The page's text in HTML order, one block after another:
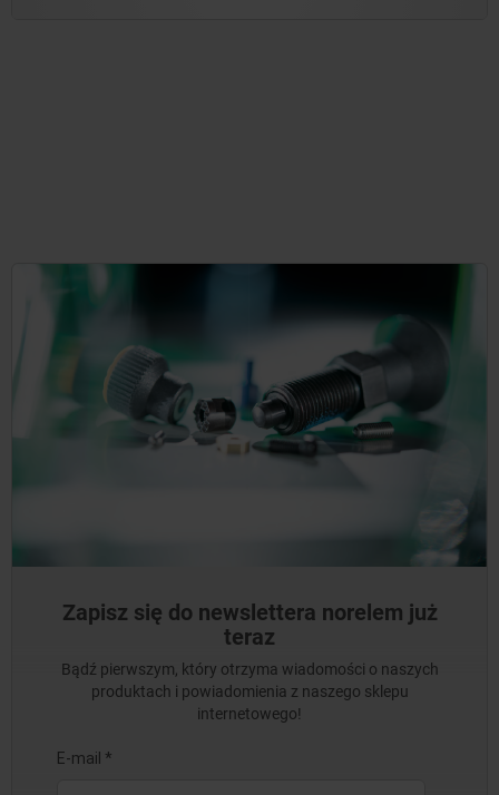
Zapisz się do newslettera norelem już
teraz
Bądź pierwszym, który otrzyma wiadomości o naszych
produktach i powiadomienia z naszego sklepu
internetowego!